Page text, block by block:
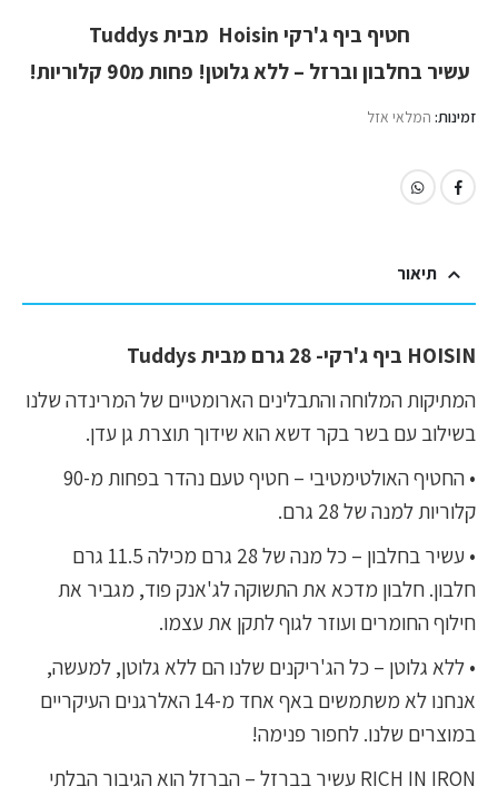
חטיף ביף ג'רקי Hoisin מבית Tuddys
עשיר בחלבון וברזל – ללא גלוטן! פחות מ90 קלוריות!
זמינות: המלאי אזל
תיאור
HOISIN ביף ג'רקי- 28 גרם מבית Tuddys
המתיקות המלוחה והתבלינים הארומטיים של המרינדה שלנו
בשילוב עם בשר בקר דשא הוא שידוך תוצרת גן עדן.
• החטיף האולטימטיבי – חטיף טעם נהדר בפחות מ-90
קלוריות למנה של 28 גרם.
• עשיר בחלבון – כל מנה של 28 גרם מכילה 11.5 גרם
חלבון. חלבון מדכא את התשוקה לג'אנק פוד, מגביר את
חילוף החומרים ועוזר לגוף לתקן את עצמו.
• ללא גלוטן – כל הג'ריקנים שלנו הם ללא גלוטן, למעשה,
אנחנו לא משתמשים באף אחד מ-14 האלרגנים העיקריים
במוצרים שלנו. לחפור פנימה!
RICH IN IRON עשיר בברזל – הברזל הוא הגיבור הבלתי